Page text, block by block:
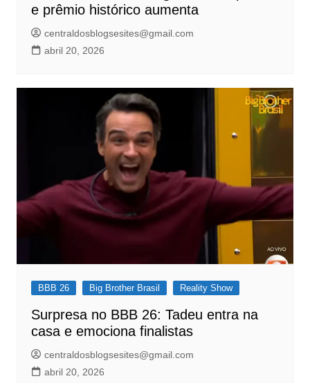
e prêmio histórico aumenta
centraldosblogsesites@gmail.com
abril 20, 2026
BBB 26 Big Brother Brasil Reality Show
Surpresa no BBB 26: Tadeu entra na
casa e emociona finalistas
centraldosblogsesites@gmail.com
abril 20, 2026